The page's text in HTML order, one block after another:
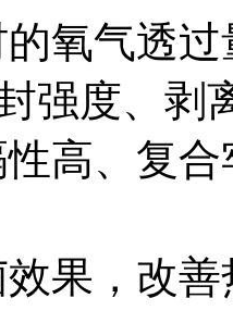
氧气透过
强度、剥
高、复合
果，改善